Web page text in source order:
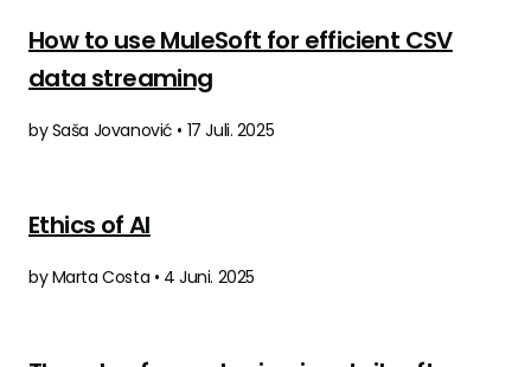
How to use MuleSoft for efficient CSV
data streaming
by Saša Jovanović • 17 Juli. 2025
Ethics of AI
by Marta Costa • 4 Juni. 2025